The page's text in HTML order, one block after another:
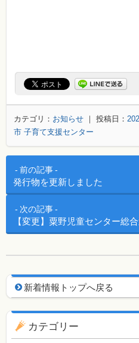
カテゴリ： お知らせ ｜ 投稿日：
市 子育て支援センター
投稿ナビゲーション
前の記事
発行物を更新しました
次の記事
【変更】粟野児童センター総
新着情報用ナビゲ
新着情報トップへ戻る
カテゴリー